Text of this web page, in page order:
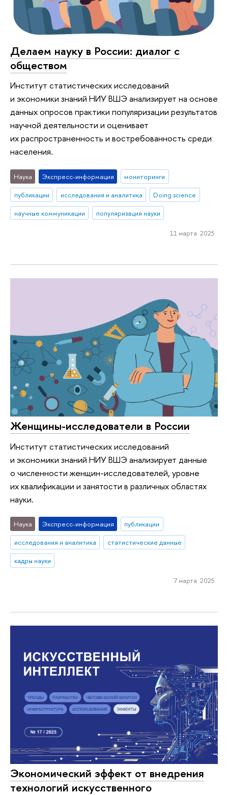
Делаем науку в России: диалог с
обществом
Институт статистических исследований
и экономики знаний НИУ ВШЭ анализирует на основе
данных опросов практики популяризации результатов
научной деятельности и оценивает
их распространенность и востребованность среди
населения.
Наука Экспресс-информация
мониторинги
публикации
исследования и аналитика
Doing science
научные коммуникации
популяризация науки
11 марта 2025
Женщины-исследователи в России
Институт статистических исследований
и экономики знаний НИУ ВШЭ анализирует данные
о численности женщин-исследователей, уровне
их квалификации и занятости в различных областях
науки.
Наука Экспресс-информация
публикации
исследования и аналитика
статистические данные
кадры науки
7 марта 2025
Экономический эффект от внедрения
технологий искусственного